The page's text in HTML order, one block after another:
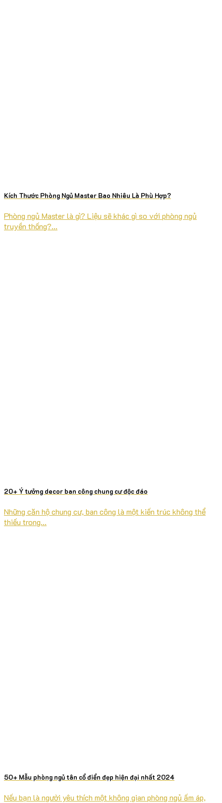
Kích Thước Phòng Ngủ Master Bao Nhiêu Là Phù Hợp?
Phòng ngủ Master là gì? Liệu sẽ khác gì so với phòng ngủ
truyền thống?...
20+ Ý tưởng decor ban công chung cư độc đáo
Những căn hộ chung cư, ban công là một kiến trúc không thể
thiếu trong...
50+ Mẫu phòng ngủ tân cổ điển đẹp hiện đại nhất 2024
Nếu bạn là người yêu thích một không gian phòng ngủ ấm áp,